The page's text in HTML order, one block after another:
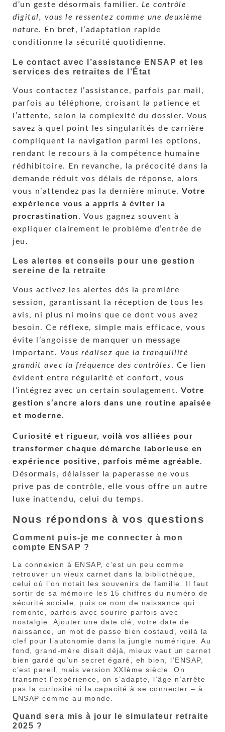
d’un geste désormais familier. Le contrôle
digital, vous le ressentez comme une deuxième
nature. En bref, l’adaptation rapide
conditionne la sécurité quotidienne.
Le contact avec l’assistance ENSAP et les
services des retraites de l’État
Vous contactez l’assistance, parfois par mail,
parfois au téléphone, croisant la patience et
l’attente, selon la complexité du dossier. Vous
savez à quel point les singularités de carrière
compliquent la navigation parmi les options,
rendant le recours à la compétence humaine
rédhibitoire. En revanche, la précocité dans la
demande réduit vos délais de réponse, alors
vous n’attendez pas la dernière minute. Votre
expérience vous a appris à éviter la
procrastination. Vous gagnez souvent à
expliquer clairement le problème d’entrée de
jeu.
Les alertes et conseils pour une gestion
sereine de la retraite
Vous activez les alertes dès la première
session, garantissant la réception de tous les
avis, ni plus ni moins que ce dont vous avez
besoin. Ce réflexe, simple mais efficace, vous
évite l’angoisse de manquer un message
important. Vous réalisez que la tranquillité
grandit avec la fréquence des contrôles. Ce lien
évident entre régularité et confort, vous
l’intégrez avec un certain soulagement. Votre
gestion s’ancre alors dans une routine apaisée
et moderne.
Curiosité et rigueur, voilà vos alliées pour
transformer chaque démarche laborieuse en
expérience positive, parfois même agréable.
Désormais, délaisser la paperasse ne vous
prive pas de contrôle, elle vous offre un autre
luxe inattendu, celui du temps.
Nous répondons à vos questions
Comment puis-je me connecter à mon
compte ENSAP ?
La connexion à ENSAP, c’est un peu comme
retrouver un vieux carnet dans la bibliothèque,
celui où l’on notait les souvenirs de famille. Il faut
sortir de sa mémoire les 15 chiffres du numéro de
sécurité sociale, puis ce nom de naissance qui
remonte, parfois avec sourire parfois avec
nostalgie. Ajouter une date clé, votre date de
naissance, un mot de passe bien costaud, voilà la
clef pour l’autonomie dans la jungle numérique. Au
fond, grand-mère disait déjà, mieux vaut un carnet
bien gardé qu’un secret égaré, eh bien, l’ENSAP,
c’est pareil, mais version XXIème siècle. On
transmet l’expérience, on s’adapte, l’âge n’arrête
pas la curiosité ni la capacité à se connecter – à
ENSAP comme au monde.
Quand sera mis à jour le simulateur retraite
2025 ?